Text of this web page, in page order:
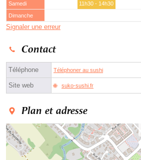
Samedi
11h30 - 14h30
Dimanche
Signaler une erreur
Contact
Téléphone Téléphoner au sushi
Site web suko-sushi.fr
Plan et adresse